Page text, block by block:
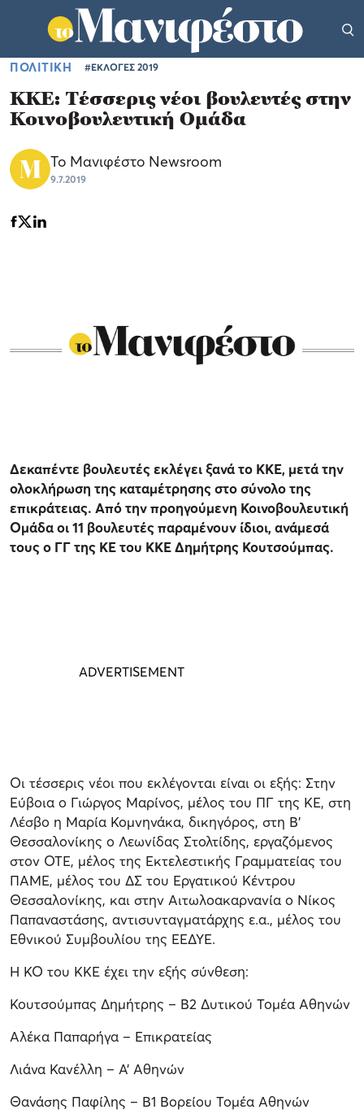
ΠΟΛΙΤΙΚΗ #ΕΚΛΟΓΕΣ 2019
ΚΚΕ: Τέσσερις νέοι βουλευτές στην
Κοινοβουλευτική Ομάδα
Το Μανιφέστο Newsroom
9.7.2019
Δεκαπέντε βουλευτές εκλέγει ξανά το ΚΚΕ, μετά την
ολοκλήρωση της καταμέτρησης στο σύνολο της
επικράτειας. Από την προηγούμενη Κοινοβουλευτική
Ομάδα οι 11 βουλευτές παραμένουν ίδιοι, ανάμεσά
τους ο ΓΓ της ΚΕ του ΚΚΕ Δημήτρης Κουτσούμπας.
Οι τέσσερις νέοι που εκλέγονται είναι οι εξής: Στην
Εύβοια ο Γιώργος Μαρίνος, μέλος του ΠΓ της ΚΕ, στη
Λέσβο η Μαρία Κομνηνάκα, δικηγόρος, στη Β’
Θεσσαλονίκης ο Λεωνίδας Στολτίδης, εργαζόμενος
στον ΟΤΕ, μέλος της Εκτελεστικής Γραμματείας του
ΠΑΜΕ, μέλος του ΔΣ του Εργατικού Κέντρου
Θεσσαλονίκης, και στην Αιτωλοακαρνανία ο Νίκος
Παπαναστάσης, αντισυνταγματάρχης ε.α., μέλος του
Εθνικού Συμβουλίου της ΕΕΔΥΕ.
Η ΚΟ του ΚΚΕ έχει την εξής σύνθεση:
Κουτσούμπας Δημήτρης – Β2 Δυτικού Τομέα Αθηνών
Αλέκα Παπαρήγα – Επικρατείας
Λιάνα Κανέλλη – Α’ Αθηνών
Θανάσης Παφίλης – Β1 Βορείου Τομέα Αθηνών